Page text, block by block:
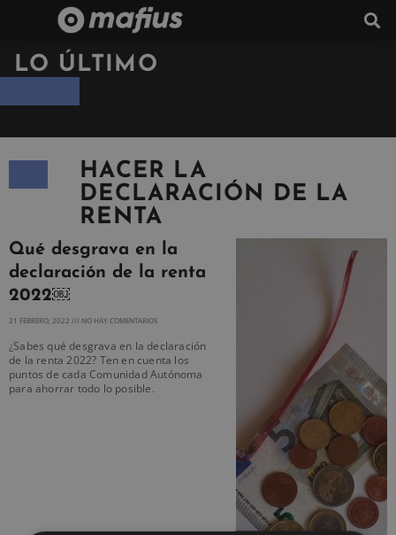
LO ÚLTIMO
HACER LA
DECLARACIÓN DE LA
RENTA
Qué desgrava en la
declaración de la renta
2022￼
21 FEBRERO, 2022 NO HAY COMENTARIOS
¿Sabes qué desgrava en la declaración
de la renta 2022? Ten en cuenta los
puntos de cada Comunidad Autónoma
para ahorrar todo lo posible.